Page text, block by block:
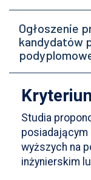
Ogłoszenie
kandydatów
Studia
wyższych na
inżynierskim